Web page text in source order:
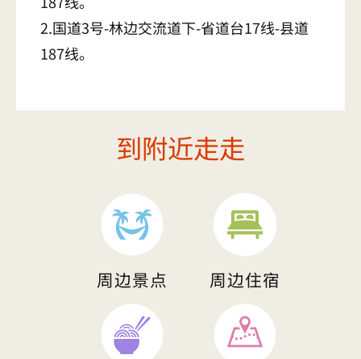
2.国道3号-林边交流道下-省道台17线-县道
187线。
到附近走走
周边景点 周边住宿